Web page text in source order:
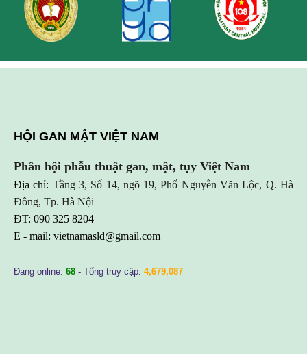
HỘI GAN MẬT VIỆT NAM
Phân hội phẫu thuật gan, mật, tụy Việt Nam
Địa chỉ: Tầng 3, Số 14, ngõ 19, Phố Nguyễn Văn Lộc, Q. Hà
Đông, Tp. Hà Nội
ĐT: 090 325 8204
E - mail: vietnamasld@gmail.com
Đang online: 68 - Tổng truy cập: 4,679,087